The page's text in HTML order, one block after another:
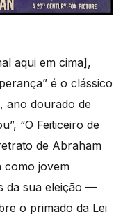
aqui em cima],
é o clássico
ano dourado de
“O Feiticeiro de
de Abraham
como jovem
da sua eleição —
o primado da Lei